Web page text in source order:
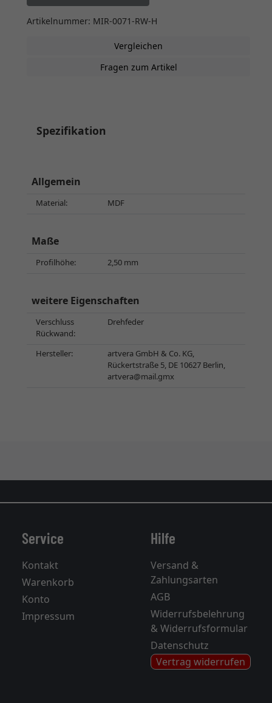
Artikelnummer: MIR-0071-RW-H
Vergleichen
Fragen zum Artikel
Spezifikation
Allgemein
Material: MDF
Maße
Profilhöhe: 2,50 mm
weitere Eigenschaften
Verschluss
Rückwand:
Drehfeder
Hersteller:
artvera GmbH & Co. KG,
Rückertstraße 5, DE 10627 Berlin,
artvera@mail.gmx
Service
Kontakt
Warenkorb
Konto
Impressum
Hilfe
Versand &
Zahlungsarten
AGB
Widerrufsbelehrung
& Widerrufsformular
Datenschutz
Vertrag widerrufen